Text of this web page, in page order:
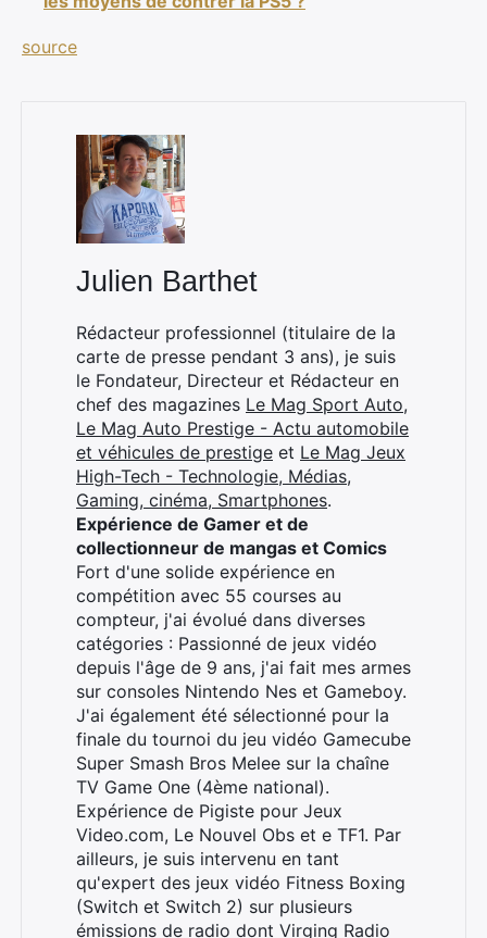
source
Julien Barthet
Rédacteur professionnel (titulaire de la
carte de presse pendant 3 ans), je suis
le Fondateur, Directeur et Rédacteur en
chef des magazines Le Mag Sport Auto,
Le Mag Auto Prestige - Actu automobile
et véhicules de prestige et Le Mag Jeux
High-Tech - Technologie, Médias,
Gaming, cinéma, Smartphones.
Expérience de Gamer et de
collectionneur de mangas et Comics
Fort d'une solide expérience en
compétition avec 55 courses au
compteur, j'ai évolué dans diverses
catégories : Passionné de jeux vidéo
depuis l'âge de 9 ans, j'ai fait mes armes
sur consoles Nintendo Nes et Gameboy.
J'ai également été sélectionné pour la
finale du tournoi du jeu vidéo Gamecube
Super Smash Bros Melee sur la chaîne
TV Game One (4ème national).
Expérience de Pigiste pour Jeux
Video.com, Le Nouvel Obs et e TF1. Par
ailleurs, je suis intervenu en tant
qu'expert des jeux vidéo Fitness Boxing
(Switch et Switch 2) sur plusieurs
émissions de radio dont Virging Radio